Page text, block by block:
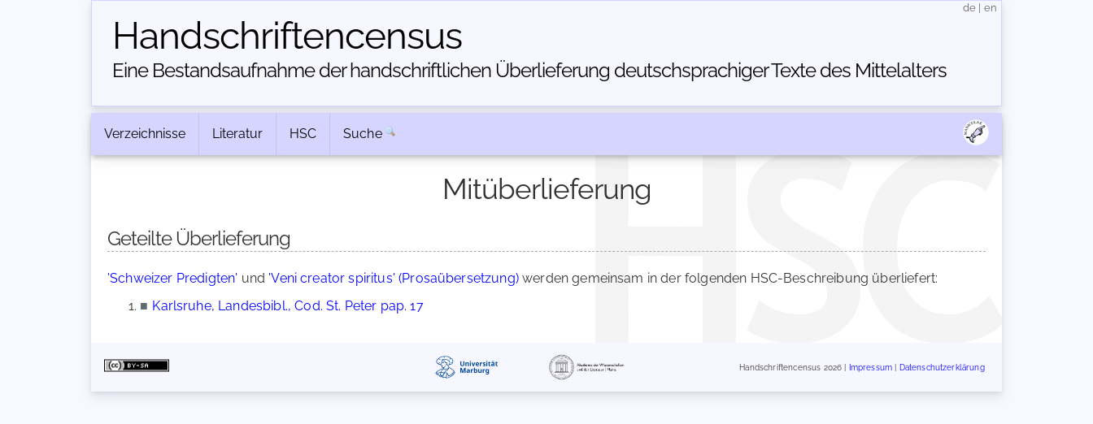
Handschriften­census
Eine Bestandsaufnahme der handschriftlichen Über­lieferung deutschsprachiger Texte des Mittelalters
de en
Verzeichnisse Literatur HSC Suche
Mitüberlieferung
Geteilte Überlieferung
'Schweizer Predigten' und 'Veni creator spiritus' (Prosaübersetzung)werden gemeinsam in der folgenden HSC-Beschreibung überliefert:
■ Karlsruhe, Landesbibl., Cod. St. Peter pap. 17
Handschriftencensus 2026 | Impressum Datenschutzerklärung